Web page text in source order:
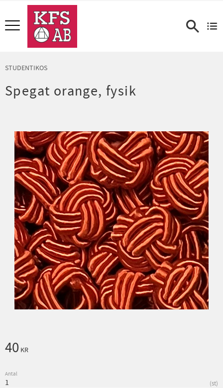
Meny
STUDENTIKOS
Spegat orange, fysik
40 KR
Antal
st